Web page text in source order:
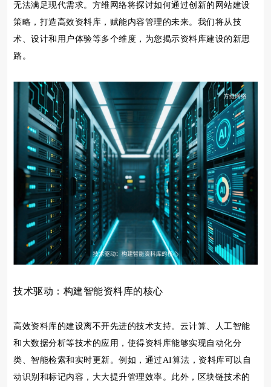
无法满足现代需求。方维网络将探讨如何通过创新的网站建设
策略，打造高效资料库，赋能内容管理的未来。我们将从技
术、设计和用户体验等多个维度，为您揭示资料库建设的新思
路。
技术驱动：构建智能资料库的核心
高效资料库的建设离不开先进的技术支持。云计算、人工智能
和大数据分析等技术的应用，使得资料库能够实现自动化分
类、智能检索和实时更新。例如，通过AI算法，资料库可以自
动识别和标记内容，大大提升管理效率。此外，区块链技术的